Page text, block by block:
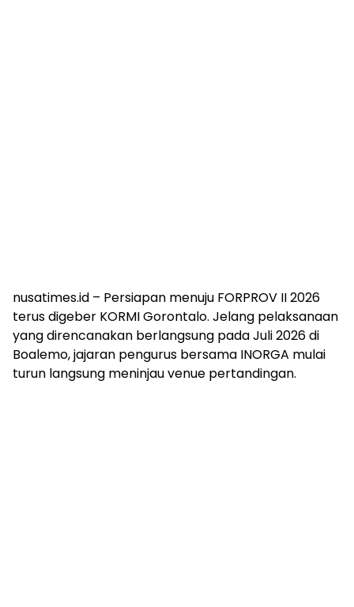
nusatimes.id – Persiapan menuju FORPROV II 2026
terus digeber KORMI Gorontalo. Jelang pelaksanaan
yang direncanakan berlangsung pada Juli 2026 di
Boalemo, jajaran pengurus bersama INORGA mulai
turun langsung meninjau venue pertandingan.